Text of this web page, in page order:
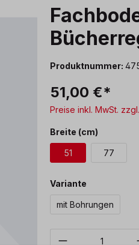
Produktnummer:
51,00 €*
Preise inkl. MwSt.
Breite (cm)
51 77
Variante
mit Bohrungen
Produkt